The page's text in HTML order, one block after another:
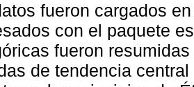
fueron cargados
con el paquete
fueron
de tendencia